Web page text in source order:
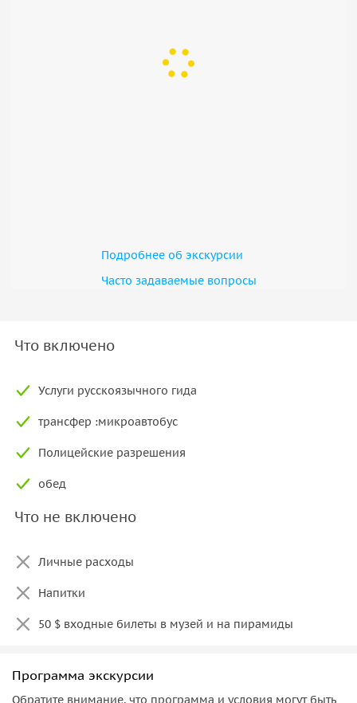
в зависимости от организатора.
Подробнее об экскурсии
Часто задаваемые вопросы
Что включено
Услуги русскоязычного гида
трансфер :микроавтобус
Полицейские разрешения
обед
Что не включено
Личные расходы
Напитки
50 $ входные билеты в музей и на пирамиды
Программа экскурсии
Обратите внимание, что программа и условия могут быть